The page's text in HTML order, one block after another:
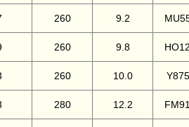
260 9.2
260 9.8
260 10.0
280 12.2